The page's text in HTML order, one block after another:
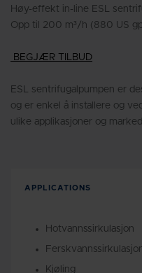
Høy-effekt in-line ESL
Opp til 200 m³/h (880 US
BEGJÆR TILBUD
ESL sentrifugalpumpen er
og er enkel å installere og
ulike applikasjoner og
APPLICATIONS
Hotvannssirkulasjon
Kjøling